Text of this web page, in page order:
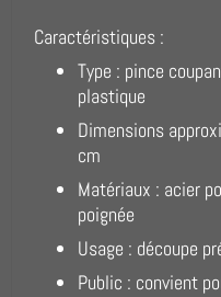
Caractéristiques :
Type : pince
plastique
Dimensions
cm
Matériaux : acier
poignée
Usage : découpe
Public : convient